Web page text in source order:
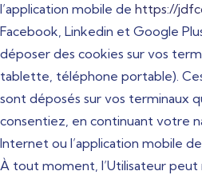
l’application mobile de https://
Facebook, Linkedin et Google
déposer des cookies sur vos
tablette, téléphone portable).
sont déposés sur vos terminaux
consentiez, en continuant votre
Internet ou l’application mobile de
À tout moment, l’Utilisateur peut